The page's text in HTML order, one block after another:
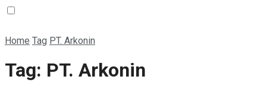
Home Tag PT. Arkonin
Tag: PT. Arkonin